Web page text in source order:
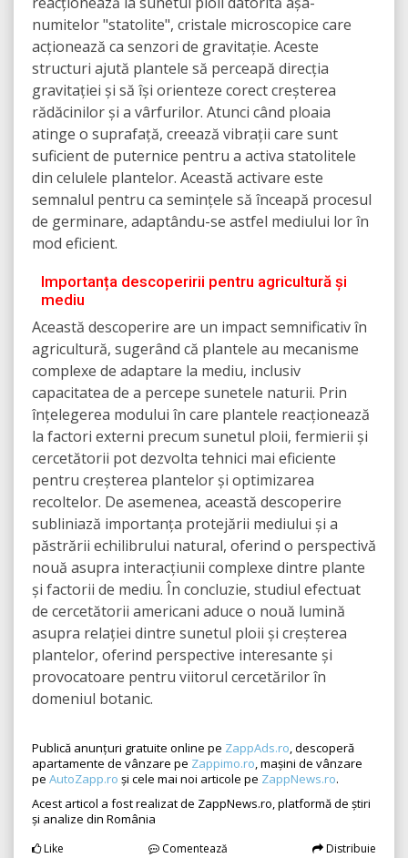
numitelor "statolite", cristale microscopice care
acționează ca senzori de gravitație. Aceste
structuri ajută plantele să perceapă direcția
gravitației și să își orienteze corect creșterea
rădăcinilor și a vârfurilor. Atunci când ploaia
atinge o suprafață, creează vibrații care sunt
suficient de puternice pentru a activa statolitele
din celulele plantelor. Această activare este
semnalul pentru ca semințele să înceapă procesul
de germinare, adaptându-se astfel mediului lor în
mod eficient.
Importanța descoperirii pentru agricultură și
mediu
Această descoperire are un impact semnificativ în
agricultură, sugerând că plantele au mecanisme
complexe de adaptare la mediu, inclusiv
capacitatea de a percepe sunetele naturii. Prin
înțelegerea modului în care plantele reacționează
la factori externi precum sunetul ploii, fermierii și
cercetătorii pot dezvolta tehnici mai eficiente
pentru creșterea plantelor și optimizarea
recoltelor. De asemenea, această descoperire
subliniază importanța protejării mediului și a
păstrării echilibrului natural, oferind o perspectivă
nouă asupra interacțiunii complexe dintre plante
și factorii de mediu. În concluzie, studiul efectuat
de cercetătorii americani aduce o nouă lumină
asupra relației dintre sunetul ploii și creșterea
plantelor, oferind perspective interesante și
provocatoare pentru viitorul cercetărilor în
domeniul botanic.
Publică anunțuri gratuite online pe ZappAds.ro, descoperă
apartamente de vânzare pe Zappimo.ro, mașini de vânzare
pe AutoZapp.ro și cele mai noi articole pe ZappNews.ro.
Acest articol a fost realizat de ZappNews.ro, platformă de știri
și analize din România
Like Comentează Distribuie